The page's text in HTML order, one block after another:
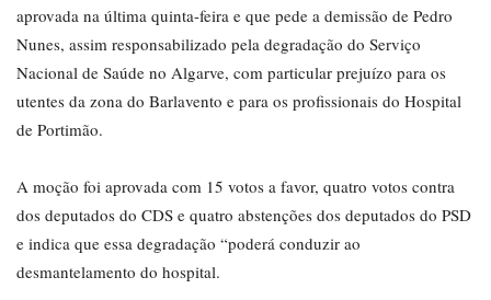
aprovada na última quinta-feira e que pede a demissão de Pedro
Nunes, assim responsabilizado pela degradação do Serviço
Nacional de Saúde no Algarve, com particular prejuízo para os
utentes da zona do Barlavento e para os profissionais do Hospital
de Portimão.
A moção foi aprovada com 15 votos a favor, quatro votos contra
dos deputados do CDS e quatro abstenções dos deputados do PSD
e indica que essa degradação “poderá conduzir ao
desmantelamento do hospital.